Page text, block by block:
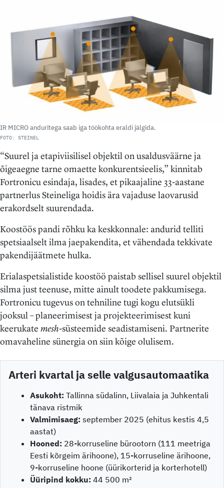
IR MICRO anduritega saab iga töökohta eraldi jälgida.
FOTO: STEINEL
“Suurel ja etapiviisilisel objektil on usaldusväärne ja
õigeaegne tarne omaette konkurentsieelis,” kinnitab
Fortronicu esindaja, lisades, et pikaajaline 33-aastane
partnerlus Steineliga hoidis ära vajaduse laovarusid
erakordselt suurendada.
Koostöös pandi rõhku ka keskkonnale: andurid telliti
spetsiaalselt ilma jaepakendita, et vähendada tekkivate
pakendijäätmete hulka.
Erialaspetsialistide koostöö paistab sellisel suurel objektil
silma just teenuse, mitte ainult toodete pakkumisega.
Fortronicu tugevus on tehniline tugi kogu elutsükli
jooksul – planeerimisest ja projekteerimisest kuni
keerukate mesh-süsteemide seadistamiseni. Partnerite
omavaheline sünergia on siin kõige olulisem.
Arteri kvartal ja selle valgusautomaatika
Asukoht: Tallinna südalinn, Liivalaia ja Juhkentali
tänava ristmik
Valmimisaeg: september 2025 (ehitus kestis 4,5
aastat)
Hooned: 28-korruseline bürootorn (111 meetriga
Eesti kõrgeim ärihoone), 15-korruseline ärihoone,
9-korruseline hoone (üürikorterid ja korterhotell)
Üüripind kokku: 44 500 m²